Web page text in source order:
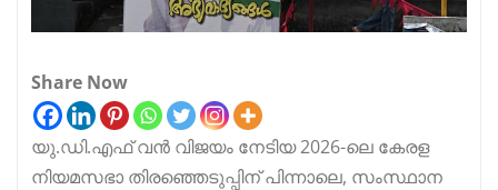
Share Now
യു.ഡി.എഫ് വൻ വിജയം നേടിയ 2026-ലെ കേരള
നിയമസഭാ തിരഞ്ഞെടുപ്പിന് പിന്നാലെ, സംസ്ഥാന